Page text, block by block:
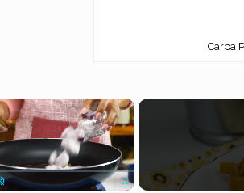
Carpa
×